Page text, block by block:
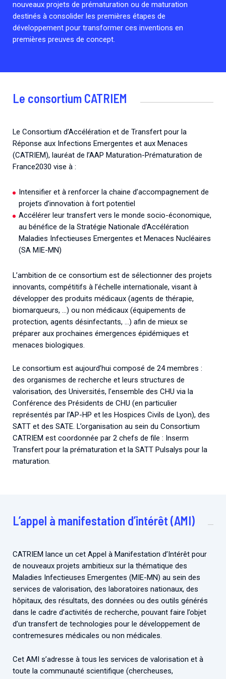
Associations de patient.e.s
Collaboration avec les acteurs communautaires
Cellule Émergence mpox
Ouverte depuis décembre 2023, pour suivre l'épidémie
Retrouvez toutes les cellules Émergence, actives ou
nouveaux projets de prématuration ou de maturation
destinés à consolider les premières étapes de
développement pour transformer ces inventions en
premières preuves de concept.
Le consortium CATRIEM
Le Consortium d’Accélération et de Transfert pour la
Réponse aux Infections Emergentes et aux Menaces
(CATRIEM), lauréat de l’AAP Maturation-Prématuration de
France2030 vise à :
Intensifier et à renforcer la chaine d’accompagnement de
projets d’innovation à fort potentiel
Accélérer leur transfert vers le monde socio-économique,
au bénéfice de la Stratégie Nationale d’Accélération
Maladies Infectieuses Emergentes et Menaces Nucléaires
(SA MIE-MN)
L’ambition de ce consortium est de sélectionner des projets
innovants, compétitifs à l’échelle internationale, visant à
développer des produits médicaux (agents de thérapie,
biomarqueurs, …) ou non médicaux (équipements de
protection, agents désinfectants, …) afin de mieux se
préparer aux prochaines émergences épidémiques et
menaces biologiques.
Le consortium est aujourd’hui composé de 24 membres :
des organismes de recherche et leurs structures de
valorisation, des Universités, l’ensemble des CHU via la
Conférence des Présidents de CHU (en particulier
représentés par l’AP-HP et les Hospices Civils de Lyon), des
SATT et des SATE. L’organisation au sein du Consortium
CATRIEM est coordonnée par 2 chefs de file : Inserm
Transfert pour la prématuration et la SATT Pulsalys pour la
maturation.
L’appel à manifestation d’intérêt (AMI)
CATRIEM lance un cet Appel à Manifestation d’Intérêt pour
de nouveaux projets ambitieux sur la thématique des
Maladies Infectieuses Emergentes (MIE-MN) au sein des
services de valorisation, des laboratoires nationaux, des
hôpitaux, des résultats, des données ou des outils générés
dans le cadre d’activités de recherche, pouvant faire l’objet
d’un transfert de technologies pour le développement de
contremesures médicales ou non médicales.
Cet AMI s’adresse à tous les services de valorisation et à
toute la communauté scientifique (chercheuses,